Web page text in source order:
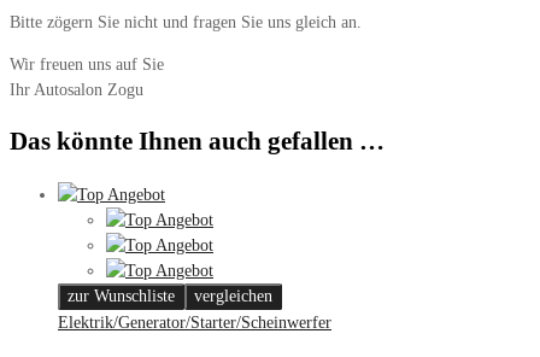
Bitte zögern Sie nicht und fragen Sie uns gleich an.
Wir freuen uns auf Sie
Ihr Autosalon Zogu
Das könnte Ihnen auch gefallen …
zur Wunschliste
vergleichen
Elektrik/Generator/Starter/Scheinwerfer